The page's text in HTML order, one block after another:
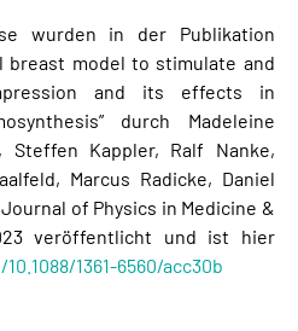
wurden in der Publikation
breast model to stimulate and
and its effects in
durch Madeleine
Steffen Kappler, Ralf Nanke,
Marcus Radicke, Daniel
of Physics in Medicine &
veröffentlicht und ist hier
1361-6560/acc30b